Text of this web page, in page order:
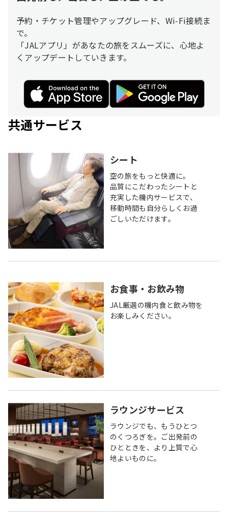
予約・チケット管理やアップグレード、Wi‑Fi接続ま
で。
「JALアプリ」があなたの旅をスムーズに、心地よ
くアップデートしていきます。
共通サービス
シート
空の旅をもっと快適に。
品質にこだわったシートと
充実した機内サービスで、
移動時間も自分らしくお過
ごしいただけます。
お食事・お飲み物
JAL厳選の機内食と飲み物を
お楽しみください。
ラウンジサービス
ラウンジでも、もうひとつ
のくつろぎを。ご出発前の
ひとときを、より上質で心
地よいものに。